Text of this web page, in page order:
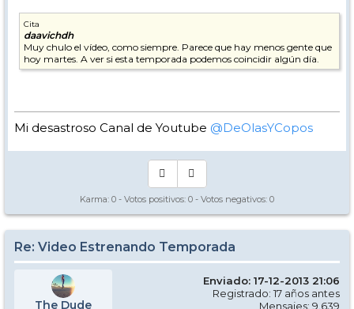
Cita
daavichdh
Muy chulo el vídeo, como siempre. Parece que hay menos gente que
hoy martes. A ver si esta temporada podemos coincidir algún día.
Mi desastroso Canal de Youtube @DeOlasYCopos
Karma: 0 - Votos positivos: 0 - Votos negativos: 0
Re: Video Estrenando Temporada
The Dude
Enviado: 17-12-2013 21:06
Registrado: 17 años antes
Mensajes: 9.639